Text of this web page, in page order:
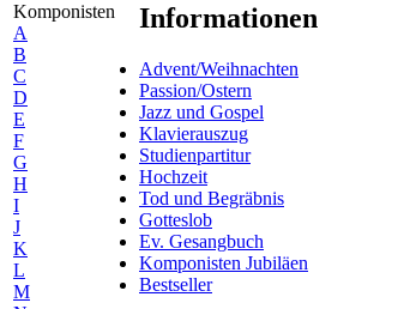
Komponisten
A
B
C
D
E
F
G
H
I
J
K
L
M
Informationen
Advent/Weihnachten
Passion/Ostern
Jazz und Gospel
Klavierauszug
Studienpartitur
Hochzeit
Tod und Begräbnis
Gotteslob
Ev. Gesangbuch
Komponisten Jubiläen
Bestseller